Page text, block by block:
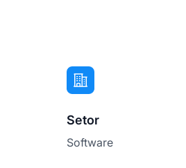
Setor
Software